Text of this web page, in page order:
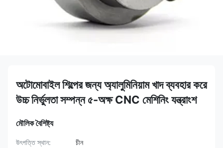
অটোমোবাইল শিল্পের জন্য অ্যালুমিনিয়াম খাদ ব্যবহার করে
উচ্চ নির্ভুলতা সম্পন্ন ৫-অক্ষ CNC মেশিনিং যন্ত্রাংশ
মৌলিক বৈশিষ্ট্য
উৎপত্তি স্থান:
চীন